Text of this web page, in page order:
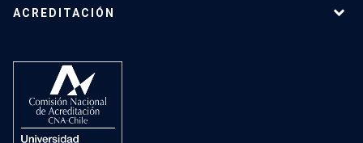
ACREDITACIÓN